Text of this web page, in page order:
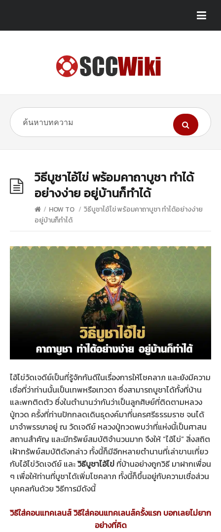
วิธีบูชาไอ้ไข่ พร้อมคาถาบูชา ทำได้
อย่างง่าย อยู่บ้านก็ทำได้
/ HOW TO / วิธีบูชาไอ้ไข่ พร้อมคาถาบูชา ทำได้อย่างง่าย
อยู่บ้านก็ทำได้
ไอ้ไข่วัดเจดีย์เป็นที่รู้จักกันดีในเรื่องการให้โชคลาภ และยังมีความ
เชื่อที่ว่าท่านนั้นเป็นเทพหรือเทวดา ซึ่งสามารถบูชาได้ทั้งที่บ้าน
และพกติดตัว ซึ่งในตำนานว่ากันว่าเป็นลูกศิษย์ที่ติดตามหลวง
ปู่ทวด ครั้งที่ท่านปักกลดเดินธุดงค์มาที่นครศรีธรรมราช จนได้
มาจำพรรษาอยู่ ณ วัดเจดีย์ หลวงปู่ทวดพบว่าที่แห่งนี้เป็นศาสน
สถานสำคัญ และมีทรัพย์สมบัติจำนวนมาก จึงให้ “ไอ้ไข่” สิ่งสถิต
เฝ้าทรัพย์สมบัติดังกล่าว ทั้งนี้ก็มีอีกหลายตำนานที่เล่าขานเกี่ยว
กับไอ้ไข่วัดเจดีย์ และวิธีบูชาไอ้ไข่ ที่บ้านอย่างถูกวิธี มาฝากเพื่อน
ๆ เพื่อให้ท่านที่บูชาได้เพิ่มโชคลาภ ทั้งนี้ก็ขึ้นอยู่กับความเชื่อส่วน
บุคคลกันด้วย วิธีการมีดังนี้
วิธีใส่คอนแทคเลนส์ วิธีใส่คอนแทคเลนส์ครั้งแรก บอกเลยไม่ยาก
อย่างที่คิด